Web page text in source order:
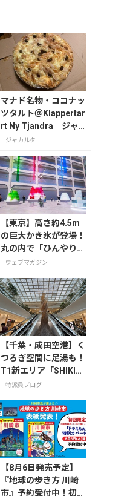
マナド名物・ココナッ
ツタルト＠Klappertar
rt Ny Tjandra ジャ
カルタ
ジャカルタ
【東京】高さ約4.5m
の巨大かき氷が登場！
丸の内で「ひんやりＫ
ＩＴＴＥ」が8月7日
ウェブマガジン
【千葉・成田空港】く
つろぎ空間に足湯も！
T1新エリア「SHIKIS
AI GARDEN」
特派員ブログ
【8月6日発売予定】
『地球の歩き方 川崎
市』予約受付中！初回